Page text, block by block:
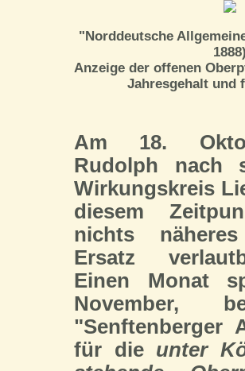
"Norddeutsche
1888)
Anzeige der offenen
Jahresgehalt und
Am 18.
Rudolph nach
Wirkungskreis
diesem
nichts
Ersatz
Einen Monat
November,
"Senftenberger
für die unter